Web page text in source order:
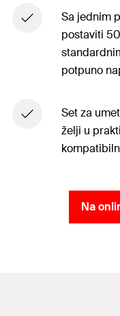
Sa jednim
postaviti
potpuno
Set za
želji u
Na